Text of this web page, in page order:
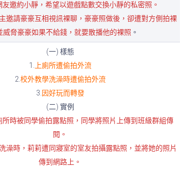
友邀約小靜，希望以遊戲點數交換小靜的私密照。
邀請豪豪互相視訊裸聊，豪豪照做後，卻遭對方側拍裸
威脅豪豪如果不給錢，就要散播他的裸照 。
(一) 樣態
1.
上廁所遭偷拍外流
2. 校外教學洗澡時遭偷拍外流
3. 因好玩而轉發
(二) 實例
所時被同學偷拍露點照，同學將照片上傳到班級群組傳
閱。
澡時，莉莉遭同寢室的室友拍攝露點照，並將她的照片
傳到網路上。